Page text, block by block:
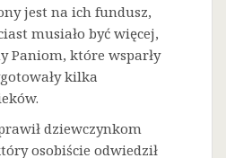
jest na ich fundusz,
musiało być więcej,
Paniom, które wsparły
kilka
dziewczynkom
osobiście odwiedził